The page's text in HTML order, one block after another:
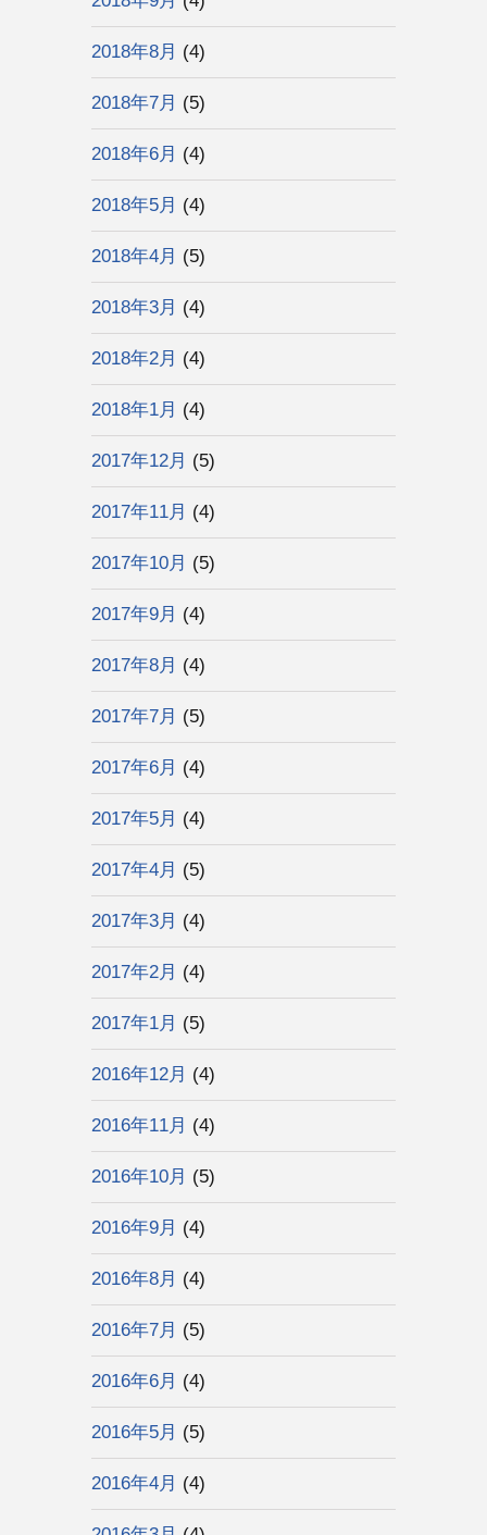
2018年8月 (4)
2018年7月 (5)
2018年6月 (4)
2018年5月 (4)
2018年4月 (5)
2018年3月 (4)
2018年2月 (4)
2018年1月 (4)
2017年12月 (5)
2017年11月 (4)
2017年10月 (5)
2017年9月 (4)
2017年8月 (4)
2017年7月 (5)
2017年6月 (4)
2017年5月 (4)
2017年4月 (5)
2017年3月 (4)
2017年2月 (4)
2017年1月 (5)
2016年12月 (4)
2016年11月 (4)
2016年10月 (5)
2016年9月 (4)
2016年8月 (4)
2016年7月 (5)
2016年6月 (4)
2016年5月 (5)
2016年4月 (4)